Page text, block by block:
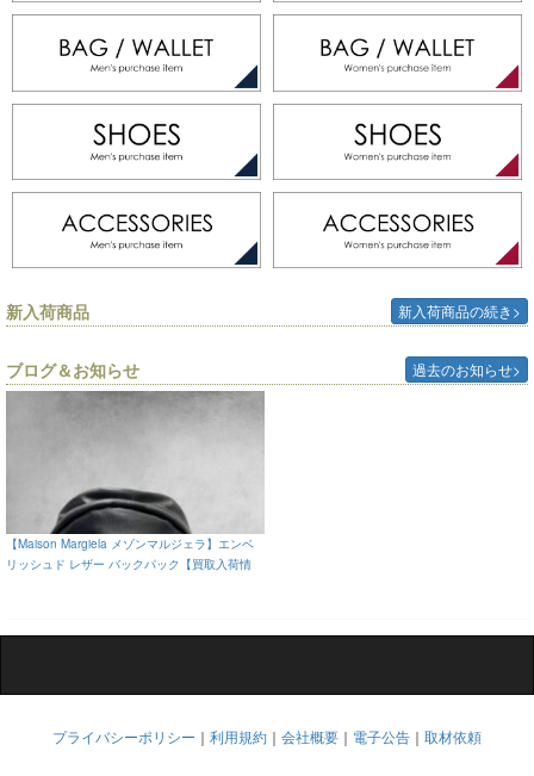
新入荷商品 新入荷商品の続き>
ブログ＆お知らせ 過去のお知らせ>
【Maison Margiela メゾンマルジェラ】エンベ
リッシュド レザー バックパック【買取入荷情
プライバシーポリシー ｜ 利用規約 ｜ 会社概要 ｜ 電子公告 ｜ 取材依頼